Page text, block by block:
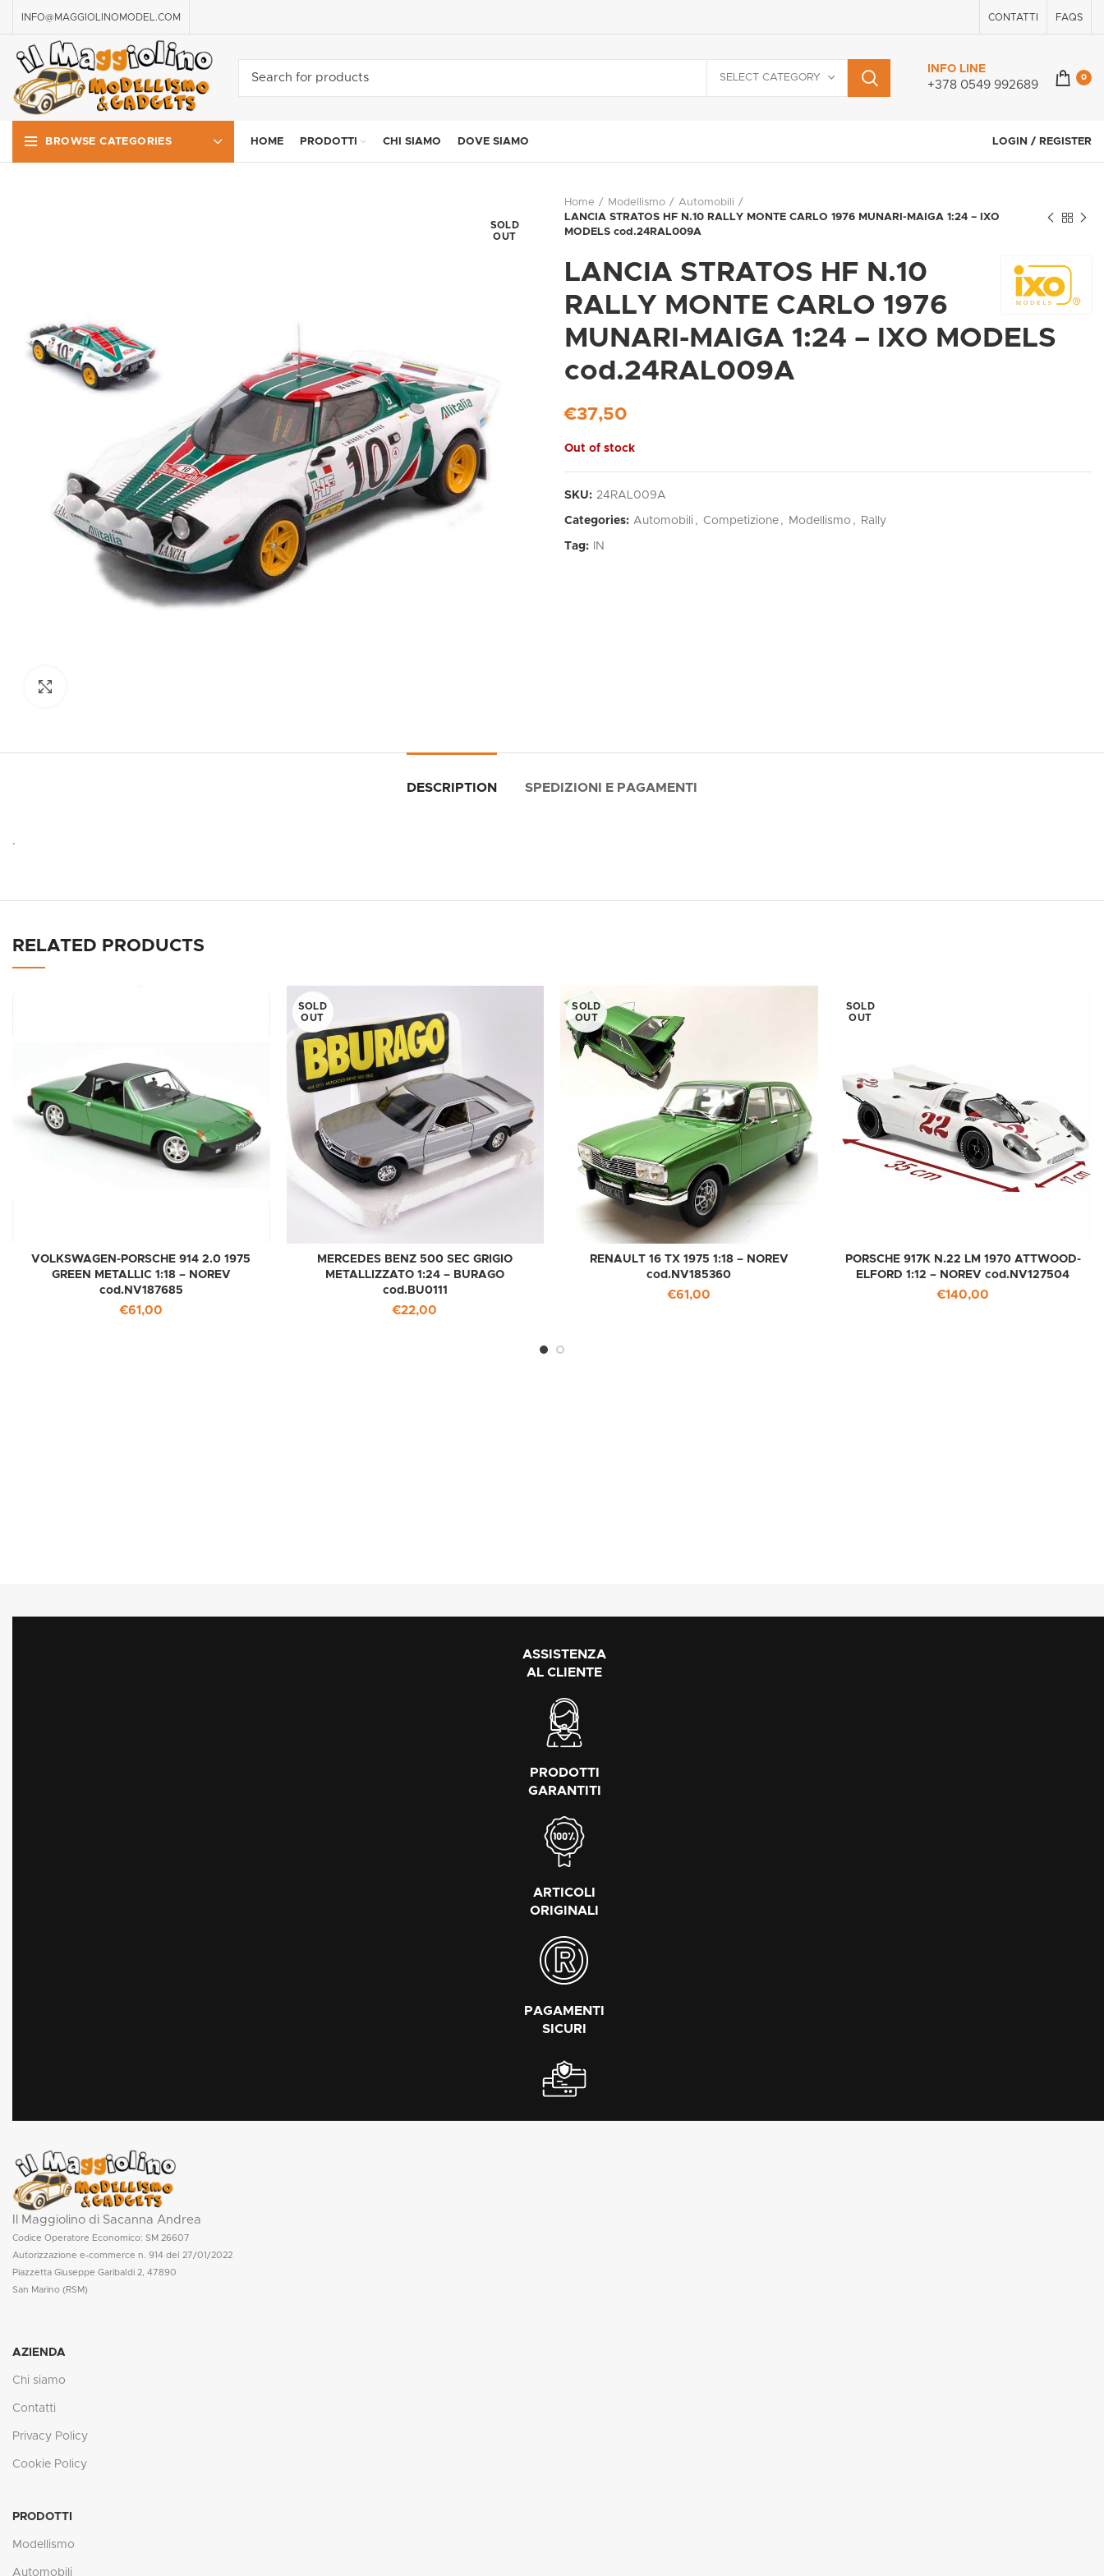
INFO@MAGGIOLINOMODEL.COM CONTATTI FAQS
SELECT CATEGORY
INFO LINE
+378 0549 992689
0
BROWSE CATEGORIES HOME PRODOTTI CHI SIAMO DOVE SIAMO LOGIN / REGISTER
SOLD
OUT
Home Modellismo
Automobili
LANCIA STRATOS HF N.10 RALLY MONTE CARLO 1976 MUNARI-MAIGA 1:24 – IXO
MODELS cod.24RAL009A
LANCIA STRATOS HF N.10
RALLY MONTE CARLO 1976
MUNARI-MAIGA 1:24 – IXO MODELS
cod.24RAL009A
€37,50
Out of stock
SKU: 24RAL009A
Categories: Automobili , Competizione , Modellismo , Rally
Tag: IN
DESCRIPTION SPEDIZIONI E PAGAMENTI
.
RELATED PRODUCTS
VOLKSWAGEN-PORSCHE 914 2.0 1975
GREEN METALLIC 1:18 – NOREV
cod.NV187685
€61,00
SOLD
OUT
MERCEDES BENZ 500 SEC GRIGIO
METALLIZZATO 1:24 – BURAGO
cod.BU0111
€22,00
SOLD
OUT
RENAULT 16 TX 1975 1:18 – NOREV
cod.NV185360
€61,00
SOLD
OUT
PORSCHE 917K N.22 LM 1970 ATTWOOD-
ELFORD 1:12 – NOREV cod.NV127504
€140,00
ASSISTENZA
AL CLIENTE
PRODOTTI
GARANTITI
ARTICOLI
ORIGINALI
PAGAMENTI
SICURI
Il Maggiolino di Sacanna Andrea
Codice Operatore Economico: SM 26607
Autorizzazione e-commerce n. 914 del 27/01/2022
Piazzetta Giuseppe Garibaldi 2, 47890
San Marino (RSM)
AZIENDA
Chi siamo
Contatti
Privacy Policy
Cookie Policy
PRODOTTI
Modellismo
Automobili